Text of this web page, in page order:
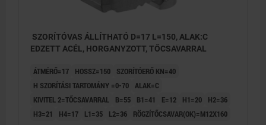
SZORÍTÓVAS ÁLLÍTHATÓ D=17 L=150, ALAK:C
EDZETT ACÉL, HORGANYZOTT, TŐCSAVARRAL
ÁTMÉRŐ=17 HOSSZ=150
SZORÍTÓERŐ KN=40
H SZORÍTÁSI TARTOMÁNY =0-70 ALAK=C
KIVITEL 2=TŐCSAVARRAL
B=55 B1=41 E=12 H1=20
H2=36
H3=21
H4=17 L1=35 L2=36 RÖGZÍTŐCSAVAR(OK)=M12X160